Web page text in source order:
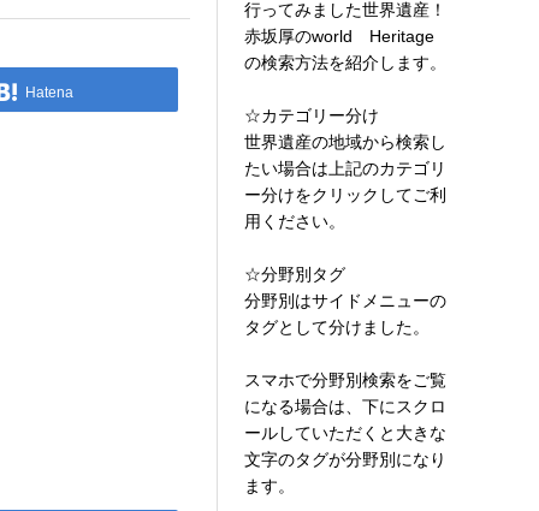
Hatena
行ってみました世界遺産！
赤坂厚のworld Heritage
の検索方法を紹介します。
☆カテゴリー分け
世界遺産の地域から検索し
たい場合は上記のカテゴリ
ー分けをクリックしてご利
用ください。
☆分野別タグ
分野別はサイドメニューの
タグとして分けました。
スマホで分野別検索をご覧
になる場合は、下にスクロ
ールしていただくと大きな
文字のタグが分野別になり
ます。